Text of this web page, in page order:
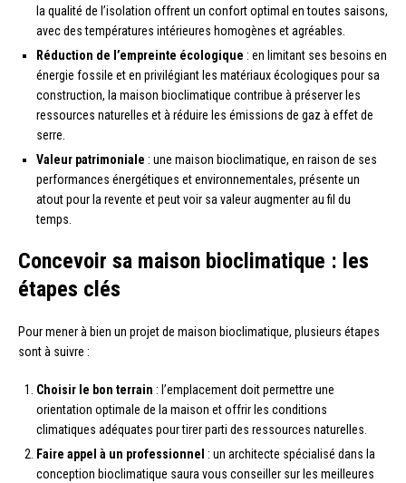
la qualité de l’isolation offrent un confort optimal en toutes saisons,
avec des températures intérieures homogènes et agréables.
Réduction de l’empreinte écologique : en limitant ses besoins en
énergie fossile et en privilégiant les matériaux écologiques pour sa
construction, la maison bioclimatique contribue à préserver les
ressources naturelles et à réduire les émissions de gaz à effet de
serre.
Valeur patrimoniale : une maison bioclimatique, en raison de ses
performances énergétiques et environnementales, présente un
atout pour la revente et peut voir sa valeur augmenter au fil du
temps.
Concevoir sa maison bioclimatique : les
étapes clés
Pour mener à bien un projet de maison bioclimatique, plusieurs étapes
sont à suivre :
Choisir le bon terrain : l’emplacement doit permettre une
orientation optimale de la maison et offrir les conditions
climatiques adéquates pour tirer parti des ressources naturelles.
Faire appel à un professionnel : un architecte spécialisé dans la
conception bioclimatique saura vous conseiller sur les meilleures